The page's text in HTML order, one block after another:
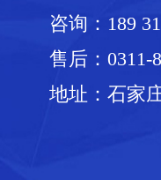
咨询： 189
售后： 0311-
地址：石家